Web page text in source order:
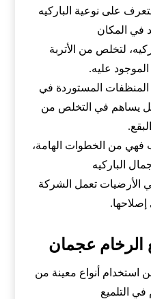
على نوعية الباركيه
في المكان
لتخلص من الأتربة
الموجود عليه.
المنظفات المستوردة في
يساهم في التخلص من
البقع.
فهي من الخطوات الهامة،
الباركيه
الأرضيات تعمل الشركة
عجمان
استخدام أنواع معينة من
في التلميع